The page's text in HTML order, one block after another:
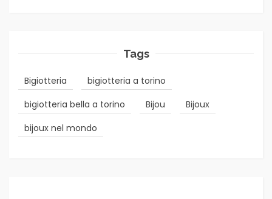
Tags
Bigiotteria
bigiotteria a torino
bigiotteria bella a torino
Bijou
Bijoux
bijoux nel mondo